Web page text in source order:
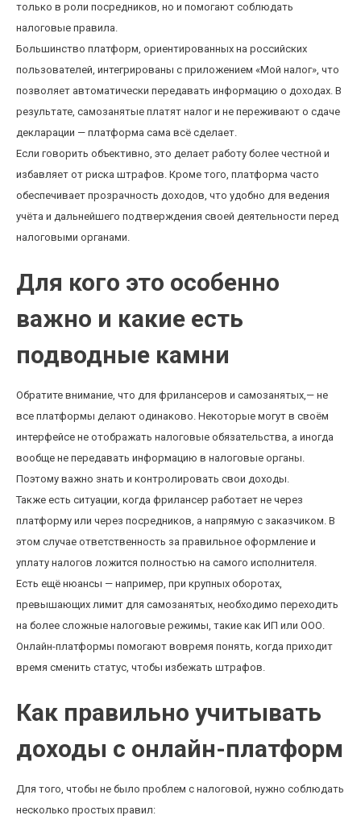
только в роли посредников, но и помогают соблюдать
налоговые правила.
Большинство платформ, ориентированных на российских
пользователей, интегрированы с приложением «Мой налог», что
позволяет автоматически передавать информацию о доходах. В
результате, самозанятые платят налог и не переживают о сдаче
декларации — платформа сама всё сделает.
Если говорить объективно, это делает работу более честной и
избавляет от риска штрафов. Кроме того, платформа часто
обеспечивает прозрачность доходов, что удобно для ведения
учёта и дальнейшего подтверждения своей деятельности перед
налоговыми органами.
Для кого это особенно
важно и какие есть
подводные камни
Обратите внимание, что для фрилансеров и самозанятых,— не
все платформы делают одинаково. Некоторые могут в своём
интерфейсе не отображать налоговые обязательства, а иногда
вообще не передавать информацию в налоговые органы.
Поэтому важно знать и контролировать свои доходы.
Также есть ситуации, когда фрилансер работает не через
платформу или через посредников, а напрямую с заказчиком. В
этом случае ответственность за правильное оформление и
уплату налогов ложится полностью на самого исполнителя.
Есть ещё нюансы — например, при крупных оборотах,
превышающих лимит для самозанятых, необходимо переходить
на более сложные налоговые режимы, такие как ИП или ООО.
Онлайн-платформы помогают вовремя понять, когда приходит
время сменить статус, чтобы избежать штрафов.
Как правильно учитывать
доходы с онлайн-платформ
Для того, чтобы не было проблем с налоговой, нужно соблюдать
несколько простых правил: